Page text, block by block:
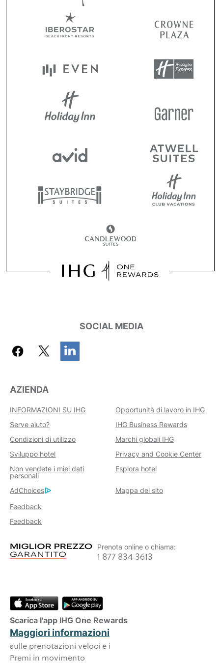
SOCIAL MEDIA
AZIENDA
INFORMAZIONI SU IHG
Opportunità di lavoro in IHG
Serve aiuto?
IHG Business Rewards
Condizioni di utilizzo
Marchi globali IHG
Sviluppo hotel
Privacy and Cookie Center
Non vendete i miei dati
personali
Esplora hotel
AdChoices
Mappa del sito
Feedback
Feedback
Prenota online o chiama:
1 877 834 3613
Scarica l'app IHG One Rewards
Maggiori informazioni
sulle prenotazioni veloci e i
Premi in movimento